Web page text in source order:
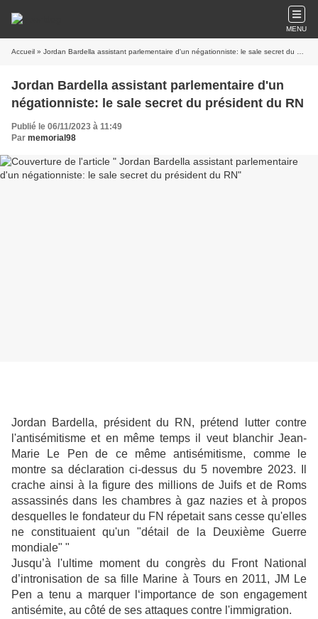
MENU
Accueil » Jordan Bardella assistant parlementaire d'un négationniste: le sale secret du président du RN
Jordan Bardella assistant parlementaire d'un
négationniste: le sale secret du président du RN
Publié le 06/11/2023 à 11:49
Par memorial98
Jordan Bardella, président du RN, prétend lutter contre
l'antisémitisme et en même temps il veut blanchir Jean-
Marie Le Pen de ce même antisémitisme, comme le
montre sa déclaration ci-dessus du 5 novembre 2023. Il
crache ainsi à la figure des millions de Juifs et de Roms
assassinés dans les chambres à gaz nazies et à propos
desquelles le fondateur du FN répetait sans cesse qu'elles
ne constituaient qu'un "détail de la Deuxième Guerre
mondiale" "
Jusqu’à l'ultime moment du congrès du Front National
d’intronisation de sa fille Marine à Tours en 2011, JM Le
Pen a tenu a marquer l‘importance de son engagement
antisémite, au côté de ses attaques contre l'immigration.